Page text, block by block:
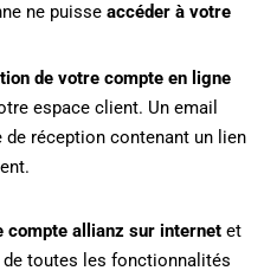
ne puisse accéder à votre
de votre compte en ligne
espace client. Un email
réception contenant un lien
compte allianz sur internet et
toutes les fonctionnalités